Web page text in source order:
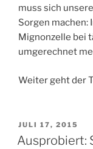
muss sich
Sorgen machen:
Mignonzelle bei
umgerechnet
Weiter geht der
VERÖFFENTLICHT
AM
JULI 17, 2015
Ausprobiert: